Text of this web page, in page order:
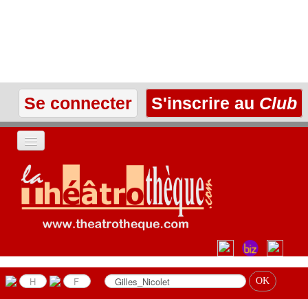
Se connecter S'inscrire au Club
ACCUEIL
LES TEXTES
LES ANNONCES